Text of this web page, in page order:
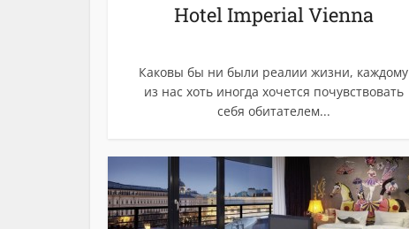
Hotel Imperial Vienna
Каковы бы ни были реалии жизни, каждому
из нас хоть иногда хочется почувствовать
себя обитателем...